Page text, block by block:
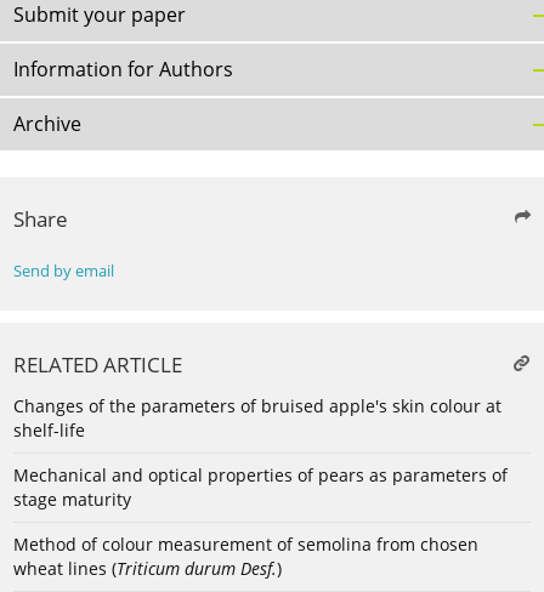
Submit your paper
Information for Authors
Archive
Share
Send by email
RELATED ARTICLE
Changes of the parameters of bruised apple's skin colour at
shelf-life
Mechanical and optical properties of pears as parameters of
stage maturity
Method of colour measurement of semolina from chosen
wheat lines (Triticum durum Desf.)